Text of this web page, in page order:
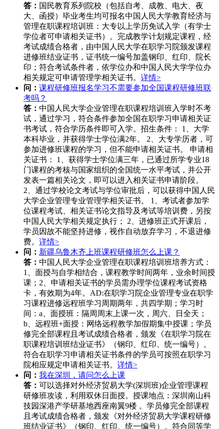
答： 国民教育系列院校（包括自考、成教、电大、夜
大、函授）毕业考生均可报名中国人民大学教育经济与
管理在职课程培训班：大专以上学历免试入学（有学士
学位者可申请相关证书）。完成教学计划规定课程，经
考试成绩合格者，由中国人民大学在职学习院颁发课程
进修班结业证书，证书统一编号加盖钢印、红印、院长
印；符合考试条件者，依学位办和中国人民大学学位办
相关规定可申请管理学相关证书。 详情>
问： 课程研修班报名学习不需要参加全国课程研修班联
考吗？
答： 中国人民大学企业管理在职课程培训班入学时不考
试，通过学习，符合条件参加全国在职学习申请相关证
书考试，符合学历条件即可入学。招生条件： 1、大学
本科毕业，并获得学士学位满2年。 2、大专学历者，可
参加进修班课程的学习，但不能申请相关证书。 申请相
关证书： 1、获得学士学位满三年，已通过所学专业18
门课程的考核与国家组织的全国统一水平考试，并公开
发表一篇相关论文，即可以进入相关证书申请阶段。
2、通过学校论文考试与学位审批后，可以获得中国人民
大学企业管理专业管理学相关证书。 1、考试者参加学
位课程考试、相关证书论文指导及考试等培训费，另按
中国人民大学相关规定执行； 2、进修班正式开课后，
学员因故不能坚持进修，视作自动放弃学习，不退进修
费。 详情>
问： 新疆乌鲁木齐上班课程研修班怎么上课？
答： 中国人民大学企业管理在职课程培训班培养方式：
1、面授与自学相结合，课程教学时间两年，业余时间授
课；2、申请相关证书的学员需办理学位课程考试资格
卡，有效期为4年。AD:在职学习院企业管理专业在职学
习课程进修远程班学习周期两年，共四学期；学习时
间：a、面授班：隔周周末上课一次，周六、日全天；
b、远程班+面授：网络远程教学加假期集中授课；学员
修完全部课程且考试成绩合格者，颁发《在职学习院在
职课程培训班结业证书》（钢印、红印、统一编号）。
符合在职学习申请相关证书条件的学员可按照在职学习
院相应规定申请相关证书。 详情>
问： 我在深圳，请问怎么上课
答： 可以选择对外经济贸易大学(深圳班)企业管理课程
研修班攻读，利用双休日面授。授课地点：深圳南山科
技园深港产学研基地西座南翼9楼 。学员修完全部课程
且考试成绩合格者，颁发《对外经济贸易大学课程研修
班结业证书》（钢印、红印、统一编号）。符合同等学